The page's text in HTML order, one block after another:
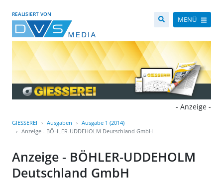
REALISIERT VON
MENÜ
- Anzeige -
GIESSEREI Ausgaben
Ausgabe 1 (2014)
Anzeige - BÖHLER-UDDEHOLM Deutschland GmbH
Anzeige - BÖHLER-UDDEHOLM
Deutschland GmbH